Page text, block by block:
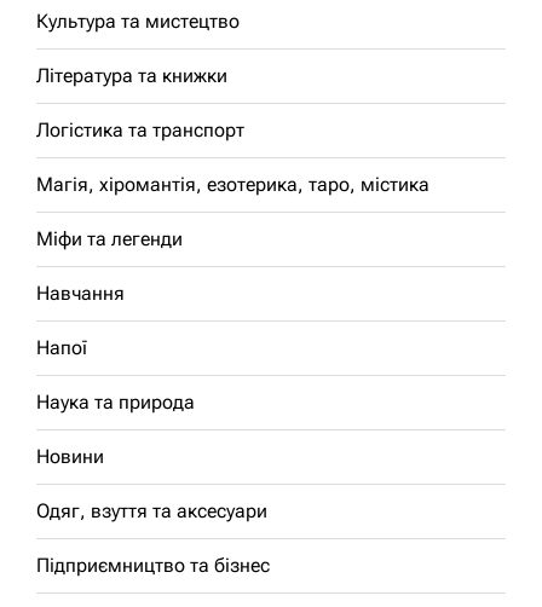
Культура та мистецтво
Література та книжки
Логістика та транспорт
Магія, хіромантія, езотерика, таро, містика
Міфи та легенди
Навчання
Напої
Наука та природа
Новини
Одяг, взуття та аксесуари
Підприємництво та бізнес